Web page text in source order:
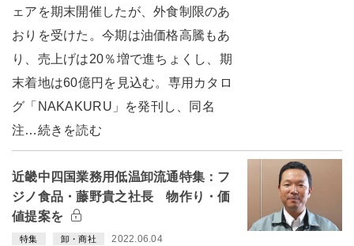
ェアを期末開催したが、外食制限のあ
おりを受けた。今期は油価格高騰もあ
り、売上げは20％増で進ちょくし、期
末着地は60億円を見込む。専用カタロ
グ「NAKAKURU」を発刊し、同名
注…続きを読む
近畿中四国業務用低温卸流通特集：フ
ジノ食品・藤野貴之社長 物作り・価
値提案を
特集 卸・商社 2022.06.04